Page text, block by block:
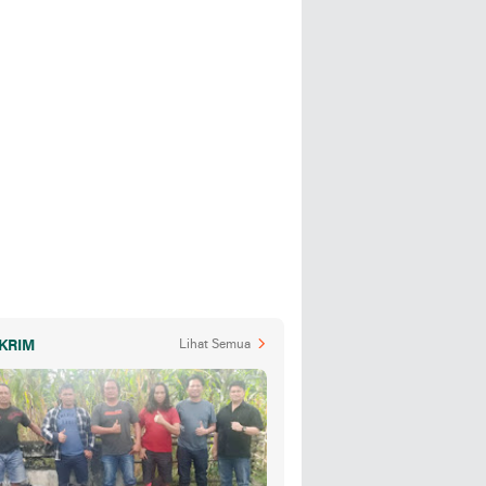
Lihat Semua